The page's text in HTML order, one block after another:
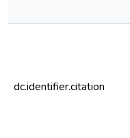
dc.identifier.citation